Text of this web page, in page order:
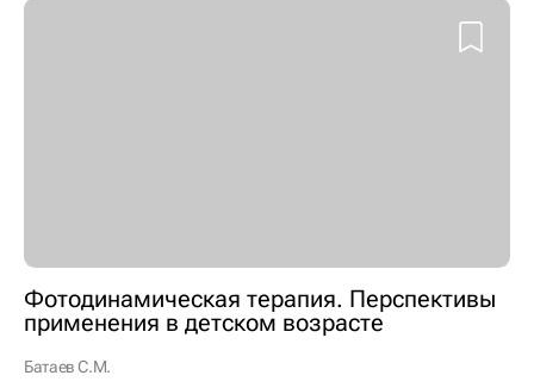
Фотодинамическая терапия. Перспективы
применения в детском возрасте
Батаев С.М.